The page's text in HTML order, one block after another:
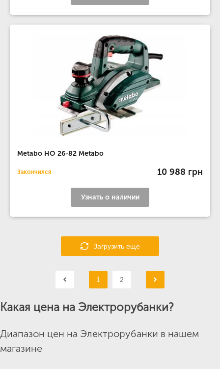
Metabo HO 26-82 Metabo
Закончился 10 988 грн
Узнать о наличии
Загрузить еще
1 2
Какая цена на Электрорубанки?
Диапазон цен на Электрорубанки в нашем
магазине